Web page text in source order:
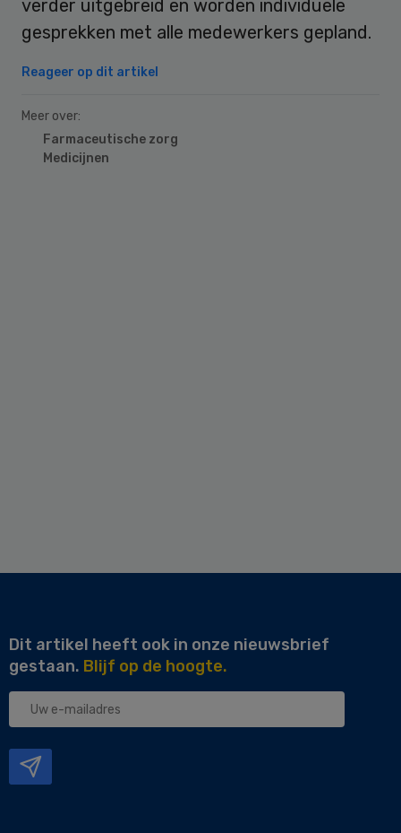
verder uitgebreid en worden individuele
gesprekken met alle medewerkers gepland.
Reageer op dit artikel
Meer over:
Farmaceutische zorg
Medicijnen
Dit artikel heeft ook in onze nieuwsbrief
gestaan. Blijf op de hoogte.
Uw